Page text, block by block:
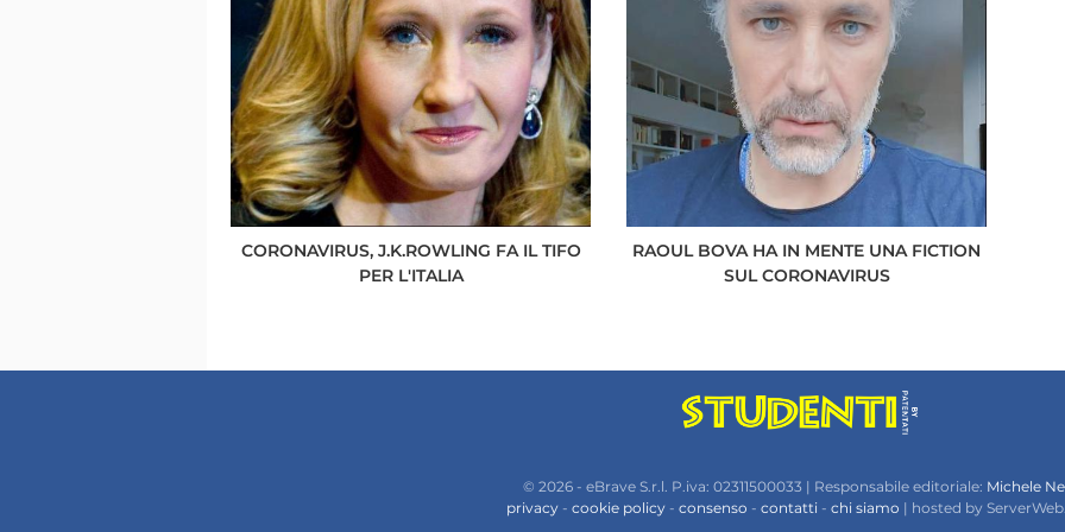
CORONAVIRUS, J.K.ROWLING FA IL TIFO
PER L'ITALIA
RAOUL BOVA HA IN MENTE UNA FICTION
SUL CORONAVIRUS
© 2026 - eBrave S.r.l. P.iva: 02311500033 | Responsabile editoriale: Michele
privacy - cookie policy - consenso - contatti - chi siamo | hosted by